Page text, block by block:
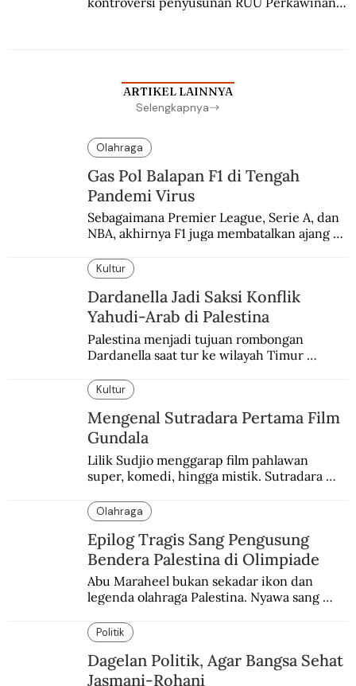
ARTIKEL LAINNYA
Selengkapnya
Olahraga
Gas Pol Balapan F1 di Tengah
Pandemi Virus
Sebagaimana Premier League, Serie A, dan
NBA, akhirnya F1 juga membatalkan ajang
enam dekade lampau.
Kultur
Dardanella Jadi Saksi Konflik
Yahudi-Arab di Palestina
Palestina menjadi tujuan rombongan
Dardanella saat tur ke wilayah Timur
ketegangan antara orang Yahudi dan
penduduk Arab.
Kultur
Mengenal Sutradara Pertama Film
Gundala
Lilik Sudjio menggarap film pahlawan
super, komedi, hingga mistik. Sutradara
Olahraga
Epilog Tragis Sang Pengusung
Bendera Palestina di Olimpiade
Abu Maraheel bukan sekadar ikon dan
legenda olahraga Palestina. Nyawa sang
memblokade Rafah.
Politik
Dagelan Politik, Agar Bangsa Sehat
Jasmani-Rohani